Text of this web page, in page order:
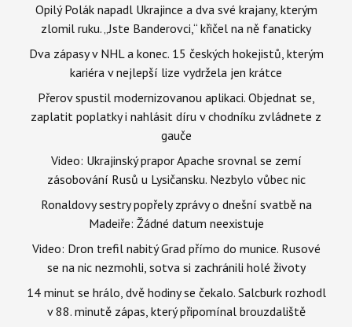
Opilý Polák napadl Ukrajince a dva své krajany, kterým
zlomil ruku. „Jste Banderovci,“ křičel na ně fanaticky
Dva zápasy v NHL a konec. 15 českých hokejistů, kterým
kariéra v nejlepší lize vydržela jen krátce
Přerov spustil modernizovanou aplikaci. Objednat se,
zaplatit poplatky i nahlásit díru v chodníku zvládnete z
gauče
Video: Ukrajinský prapor Apache srovnal se zemí
zásobování Rusů u Lysičansku. Nezbylo vůbec nic
Ronaldovy sestry popřely zprávy o dnešní svatbě na
Madeiře: Žádné datum neexistuje
Video: Dron trefil nabitý Grad přímo do munice. Rusové
se na nic nezmohli, sotva si zachránili holé životy
14 minut se hrálo, dvě hodiny se čekalo. Salcburk rozhodl
v 88. minutě zápas, který připomínal brouzdaliště